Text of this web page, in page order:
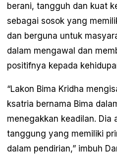
berani, tangguh dan kuat
sebagai sosok yang
dan berguna untuk
dalam mengawal dan
positifnya kepada
“Lakon Bima Kridha
ksatria bernama Bima
menegakkan keadilan. Dia
tanggung yang memiliki
dalam pendirian,” imbuh